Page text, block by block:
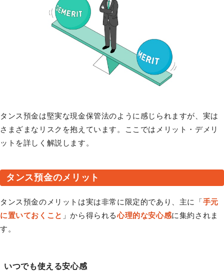
タンス預金は堅実な現金保管法のように感じられますが、実は
さまざまなリスクを抱えています。ここではメリット・デメリ
ットを詳しく解説します。
タンス預金のメリット
タンス預金のメリットは実は非常に限定的であり、主に「手元
に置いておくこと 」から得られる心理的な安心感に集約されま
す。
いつでも使える安心感